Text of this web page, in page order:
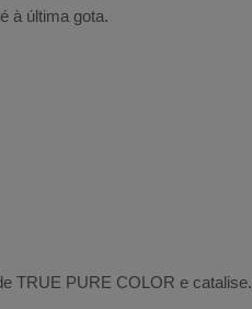
à última gota.
TRUE PURE COLOR e catalise.